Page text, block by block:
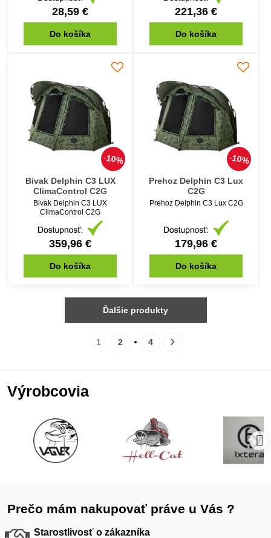
28,59 €
Do košíka
221,36 €
Do košíka
10%
Bivak Delphin C3 LUX
ClimaControl C2G
Bivak Delphin C3 LUX
ClimaControl C2G
359,96 €
Do košíka
10%
Prehoz Delphin C3 Lux
C2G
Prehoz Delphin C3 Lux C2G
179,96 €
Do košíka
Ďalšie produkty
1 2 4
Výrobcovia
Prečo mám nakupovať práve u Vás ?
Starostlivosť o zákazníka